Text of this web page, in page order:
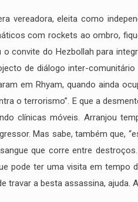
vereadora, eleita como
com rockets ao ombro,
convite do Hezbollah para
de diálogo inter-
em Rhyam, quando ainda
o terrorismo”. E que a
clínicas móveis. Arranjou
Mas sabe, também que,
que corre entre
pode ter uma visita em
travar a besta assassina, ajuda.